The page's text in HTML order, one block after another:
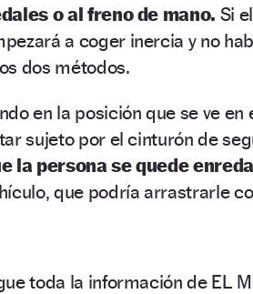
o al freno de mano. Si
a coger inercia y no
dos métodos.
en la posición que se ve
sujeto por el cinturón de
la persona se quede
que podría arrastrarle
toda la información de EL